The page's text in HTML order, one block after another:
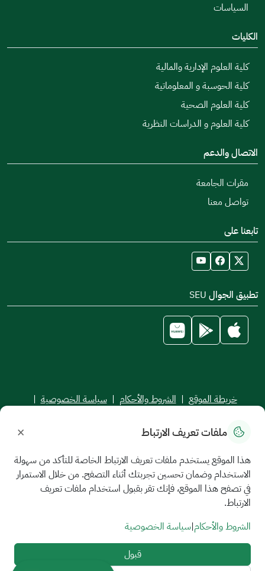
السياسات
الكليات
كلية العلوم الإدارية والمالية
كلية الحوسبة و المعلوماتية
كلية العلوم الصحية
كلية العلوم و الدراسات النظرية
الاتصال والدعم
مقرات الجامعة
تواصل معنا
تابعنا على
تطبيق الجوال SEU
خريطة الموقع | الشروط والأحكام | سياسة الخصوصية |
جميع الحقوق محفوظة للجامعة السعودية الإلكترونية © 2026
ملفات تعريف الارتباط ×
هذا الموقع يستخدم ملفات تعريف الارتباط الخاصة للتأكد من سهولة
الاستخدام وضمان تحسين تجربتك أثناء التصفح. من خلال الاستمرار
في تصفح هذا الموقع، فإنك تقر بقبول استخدام ملفات تعريف
الارتباط.
الشروط والأحكام|سياسة الخصوصية
قبول